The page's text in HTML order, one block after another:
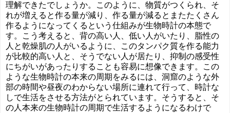
理解できたでしょうか。このように、物質がつくられ、そ
れが増えると作る量が減り、作る量が減るとまたたくさん
作るようになってくるという仕組みが生物時計の本態で
す。こう考えると、背の高い人、低い人がいたり、脂性の
人と乾燥肌の人がいるように、このタンパク質を作る能力
が比較的高い人と、そうでない人が居たり、抑制の感受性
にちがいがあったりすることも容易に想像できます。この
ような生物時計の本来の周期をみるには、洞窟のような外
部の時間や昼夜のわからない場所に連れて行って、時計な
しで生活をさせる方法がとられています。そうすると、そ
の人本来の生物時計の周期で生活するようになるわけで